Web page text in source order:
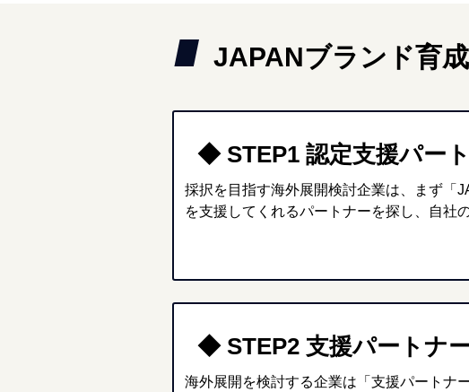
JAPANブランド育
◆ STEP1 認定支援パー
採択を目指す海外展開検討企業は、まず「
を支援してくれるパートナーを探し、自社
◆ STEP2 支援パートナ
海外展開を検討する企業は「支援パートナ